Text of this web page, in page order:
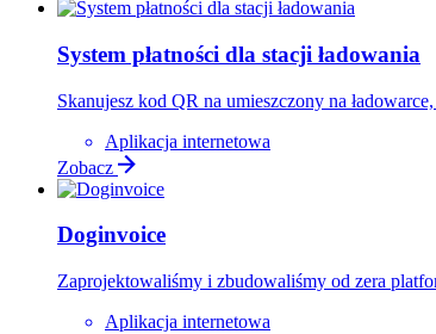
System płatności dla stacji ładowania
Skanujesz kod QR na umieszczony na
Aplikacja internetowa
Zobacz
Doginvoice
Zaprojektowaliśmy i zbudowaliśmy od zera
Aplikacja internetowa